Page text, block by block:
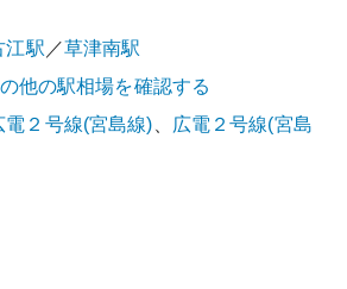
江駅 ／草津南駅
の他の駅相場を確認する
電２号線(宮島線)
広電２号線(宮島